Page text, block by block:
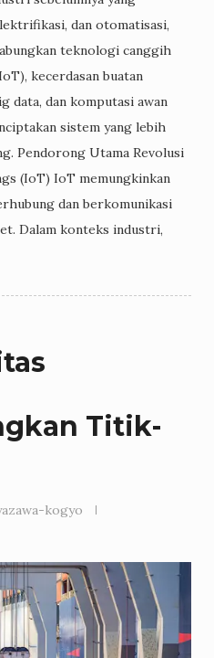
dan otomatisasi,
teknologi canggih
kecerdasan buatan
data, dan komputasi awan
sistem yang lebih
Pendorong Utama Revolusi
(IoT) IoT memungkinkan
dan berkomunikasi
Dalam konteks industri,
Titik-
kogyo